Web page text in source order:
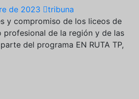
de 2023
tribuna
y compromiso de los liceos de
profesional de la región y de las
del programa EN RUTA TP,